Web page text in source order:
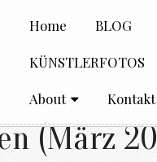
Home BLOG
KÜNSTLERFOTOS
About Kontakt
(März